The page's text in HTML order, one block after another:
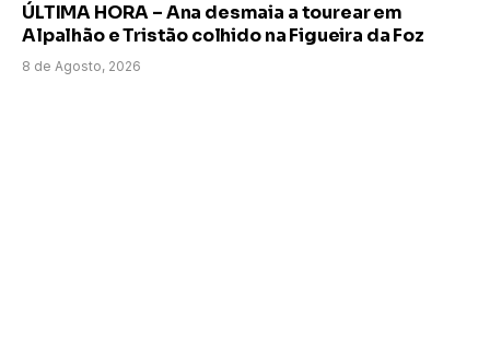
ÚLTIMA HORA – Ana desmaia a tourear em
Alpalhão e Tristão colhido na Figueira da Foz
8 de Agosto, 2026